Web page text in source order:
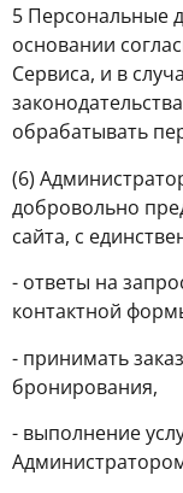
5 Персональные
основании
Сервиса, и в
обрабатывать
(6)
добровольно
сайта, с
- ответы на
контактной
- принимать
бронирования,
- выполнение